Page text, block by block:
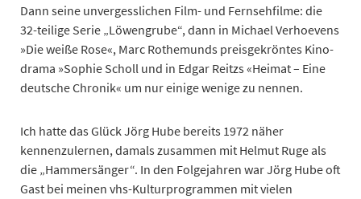
Dann seine unvergesslichen Film- und Fernsehfilme: die
32-teilige Serie „Löwengrube“, dann in Michael Verhoevens
»Die weiße Rose«, Marc Rothemunds preisgekröntes Kino-
drama »Sophie Scholl und in Edgar Reitzs «Heimat – Eine
deutsche Chronik« um nur einige wenige zu nennen.
Ich hatte das Glück Jörg Hube bereits 1972 näher
kennenzulernen, damals zusammen mit Helmut Ruge als
die „Hammersänger“. In den Folgejahren war Jörg Hube oft
Gast bei meinen vhs-Kulturprogrammen mit vielen